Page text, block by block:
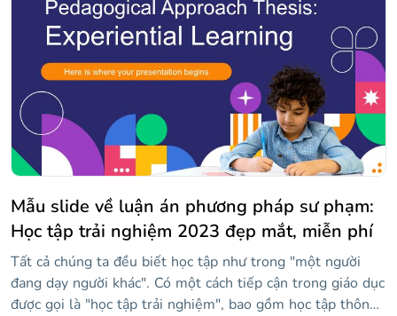
sẻ nó và giúp quảng bá rộng rãi về chủ đề quan trọng này!
Mẫu slide về luận án phương pháp sư phạm:
Học tập trải nghiệm 2023 đẹp mắt, miễn phí
Tất cả chúng ta đều biết học tập như trong "một người
đang dạy người khác". Có một cách tiếp cận trong giáo dục
được gọi là "học tập trải nghiệm", bao gồm học tập thông